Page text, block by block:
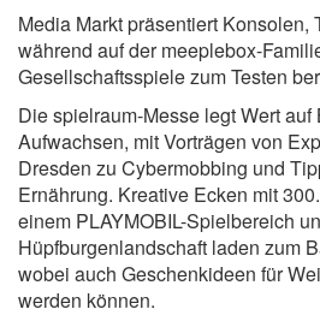
Media Markt präsentiert Konsolen,
während auf der meeplebox-
Gesellschaftsspiele zum Testen
Die spielraum-Messe legt Wert
Aufwachsen, mit Vorträgen von
Dresden zu Cybermobbing und
Ernährung. Kreative Ecken mit
einem PLAYMOBIL-Spielbereich
Hüpfburgenlandschaft laden zum
wobei auch Geschenkideen für
werden können.